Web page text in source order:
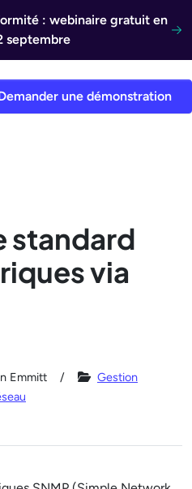
: webinaire gratuit en
septembre
une démonstration
standard
via
Emmitt
Gestion